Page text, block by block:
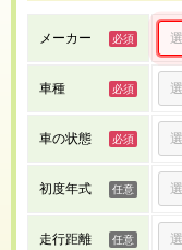
メーカー
車種
車の状態
初度年式
走行距離